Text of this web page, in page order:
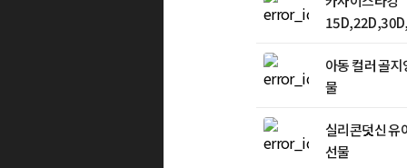
아동 컬러 골
물
실리콘덧신 유
선물